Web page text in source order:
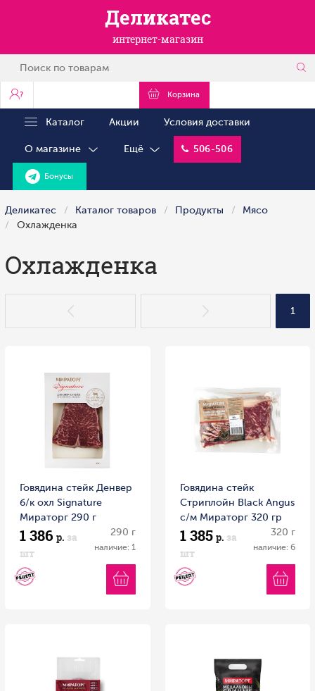
Деликатес
интернет-магазин
? Корзина
Каталог Акции Условия доставки
О магазине Ещё 506-506
Бонусы
Деликатес Каталог товаров Продукты
Мясо
Охлажденка
Охлажденка
1
Говядина стейк Денвер
б/к охл Signature
Мираторг 290 г
1 386 р. за
шт
290 г
наличие: 1
Говядина стейк
Стриплойн Black Angus
с/м Мираторг 320 гр
1 385 р. за
шт
320 г
наличие: 6